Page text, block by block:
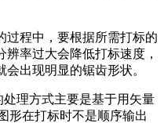
过程中，要根据所需打标的
率过大会降低打标速度，
出现明显的锯齿形状。
理方式主要是基于用矢量
形在打标时不是顺序输出